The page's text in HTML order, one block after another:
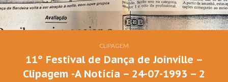
CLIPAGEM
11º Festival de Dança de Joinville –
Clipagem -A Notícia – 24-07-1993 – 2